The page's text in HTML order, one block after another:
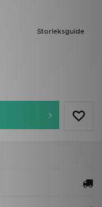
Storleksguide